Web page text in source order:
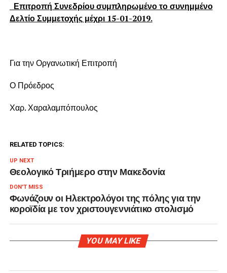
Επιτροπή Συνεδρίου συμπληρωμένο το συνημμένο
Δελτίο Συμμετοχής μέχρι 15-01-2019.
Για την Οργανωτική Επιτροπή
Ο Πρόεδρος
Χαρ. Χαραλαμπόπουλος
RELATED TOPICS:
UP NEXT
Θεολογικό Τριήμερο στην Μακεδονία
DON'T MISS
Φωνάζουν οι Ηλεκτρολόγοι της πόλης για την
κοροϊδία με τον χριστουγεννιάτικο στολισμό
YOU MAY LIKE